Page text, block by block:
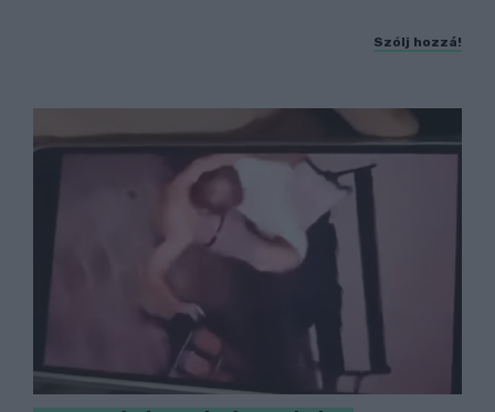
Szólj hozzá!